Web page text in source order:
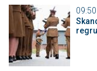
09:50